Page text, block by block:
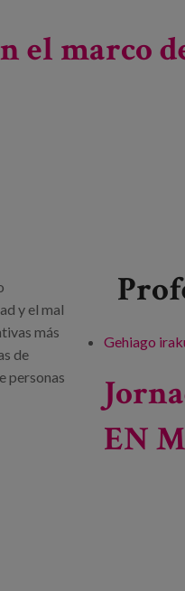
el marco
y el mal
más
de
personas
Gehiago
EN